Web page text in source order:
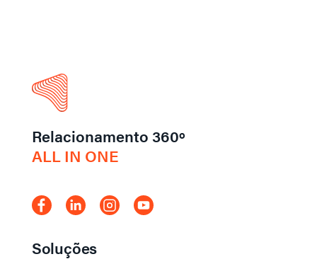
Relacionamento 360º
ALL IN ONE
Soluções